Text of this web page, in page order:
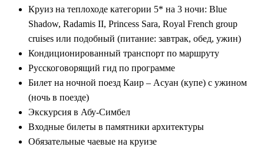
Круиз на теплоходе категории 5* на 3 ночи: Blue
Shadow, Radamis II, Princess Sara, Royal French group
cruises или подобный (питание: завтрак, обед, ужин)
Кондиционированный транспорт по маршруту
Русскоговорящий гид по программе
Билет на ночной поезд Каир – Асуан (купе) с ужином
(ночь в поезде)
Экскурсия в Абу-Симбел
Входные билеты в памятники архитектуры
Обязательные чаевые на круизе